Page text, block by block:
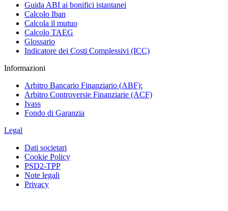
Guida ABI ai bonifici istantanei
Calcolo Iban
Calcola il mutuo
Calcolo TAEG
Glossario
Indicatore dei Costi Complessivi (ICC)
Informazioni
Arbitro Bancario Finanziario (ABF):
Arbitro Controversie Finanziarie (ACF)
Ivass
Fondo di Garanzia
Legal
Dati societari
Cookie Policy
PSD2-TPP
Note legali
Privacy